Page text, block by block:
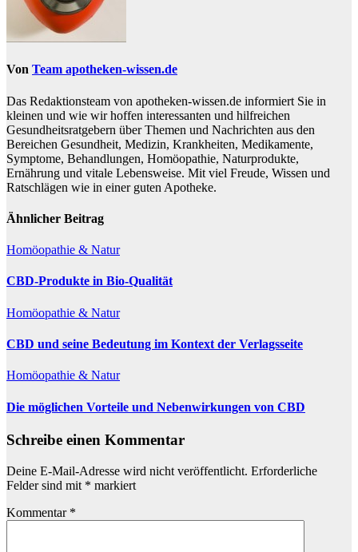
Von Team apotheken-wissen.de
Das Redaktionsteam von apotheken-wissen.de informiert Sie in
kleinen und wie wir hoffen interessanten und hilfreichen
Gesundheitsratgebern über Themen und Nachrichten aus den
Bereichen Gesundheit, Medizin, Krankheiten, Medikamente,
Symptome, Behandlungen, Homöopathie, Naturprodukte,
Ernährung und vitale Lebensweise. Mit viel Freude, Wissen und
Ratschlägen wie in einer guten Apotheke.
Ähnlicher Beitrag
Homöopathie & Natur
CBD-Produkte in Bio-Qualität
Homöopathie & Natur
CBD und seine Bedeutung im Kontext der Verlagsseite
Homöopathie & Natur
Die möglichen Vorteile und Nebenwirkungen von CBD
Schreibe einen Kommentar
Deine E-Mail-Adresse wird nicht veröffentlicht. Erforderliche
Felder sind mit * markiert
Kommentar *